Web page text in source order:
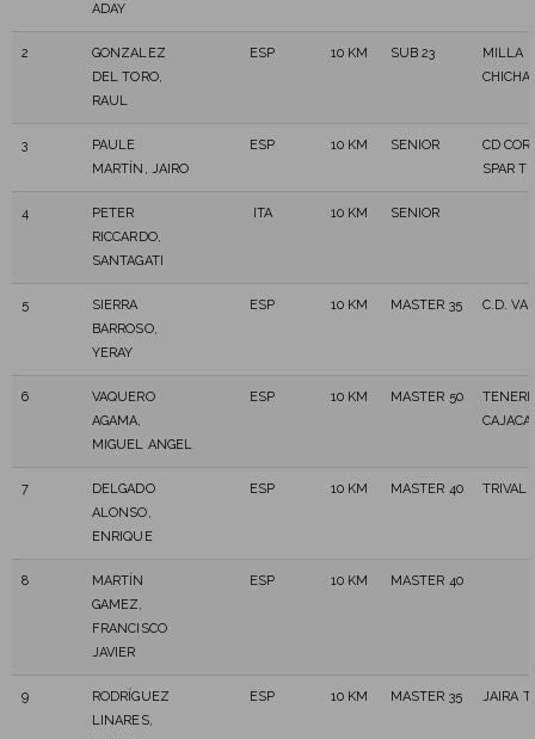
ADAY
2
GONZALEZ
DEL TORO,
RAUL
ESP 10 KM SUB 23
MILLA
3
PAULE
MARTÍN, JAIRO
ESP 10 KM SENIOR
CD
SPAR
4
PETER
RICCARDO,
SANTAGATI
ITA 10 KM SENIOR
5
SIERRA
BARROSO,
YERAY
ESP 10 KM MASTER 35 C.D.
6
VAQUERO
AGAMA,
MIGUEL ANGEL
ESP 10 KM MASTER 50
7
DELGADO
ALONSO,
ENRIQUE
ESP 10 KM MASTER 40
8
MARTÍN
GAMEZ,
FRANCISCO
JAVIER
ESP 10 KM MASTER 40
9
RODRÍGUEZ
LINARES,
ESP 10 KM MASTER 35 JAIRA